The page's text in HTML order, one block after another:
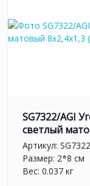
SG7322/AGI
светлый
Артикул:
Размер: 2*8 см
Вес: 0.037 кг